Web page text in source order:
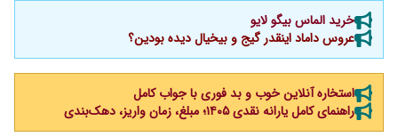
خرید الماس بیگو لایو
عروس داماد اینقدر گیج و بیخیال دیده بودین؟
استخاره آنلاین خوب و بد فوری با جواب کامل
راهنمای کامل یارانه نقدی ۱۴۰۵؛ مبلغ، زمان واریز، دهک‌بندی